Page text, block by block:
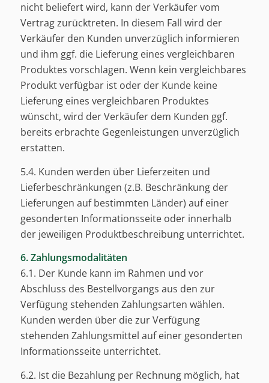
nicht beliefert wird, kann der Verkäufer vom
Vertrag zurücktreten. In diesem Fall wird der
Verkäufer den Kunden unverzüglich informieren
und ihm ggf. die Lieferung eines vergleichbaren
Produktes vorschlagen. Wenn kein vergleichbares
Produkt verfügbar ist oder der Kunde keine
Lieferung eines vergleichbaren Produktes
wünscht, wird der Verkäufer dem Kunden ggf.
bereits erbrachte Gegenleistungen unverzüglich
erstatten.
5.4. Kunden werden über Lieferzeiten und
Lieferbeschränkungen (z.B. Beschränkung der
Lieferungen auf bestimmten Länder) auf einer
gesonderten Informationsseite oder innerhalb
der jeweiligen Produktbeschreibung unterrichtet.
6. Zahlungsmodalitäten
6.1. Der Kunde kann im Rahmen und vor
Abschluss des Bestellvorgangs aus den zur
Verfügung stehenden Zahlungsarten wählen.
Kunden werden über die zur Verfügung
stehenden Zahlungsmittel auf einer gesonderten
Informationsseite unterrichtet.
6.2. Ist die Bezahlung per Rechnung möglich, hat